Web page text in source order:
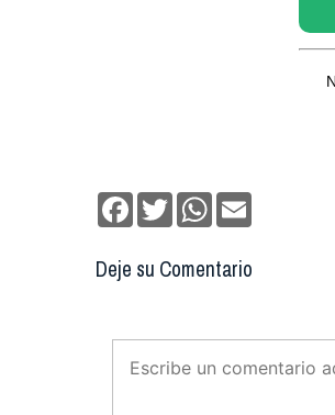
Facebook
TwitterWhatsApp
Deje su Comentario